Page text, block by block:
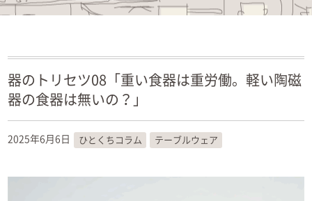
器のトリセツ08「重い食器は重労働。軽い陶磁
器の食器は無いの？」
2025年6月6日 ひとくちコラム テーブルウェア